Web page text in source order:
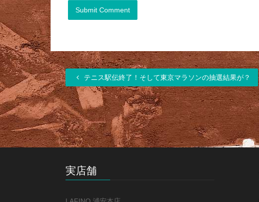
テニス駅伝終了！そして東京マラソンの抽選結果が？
実店舗